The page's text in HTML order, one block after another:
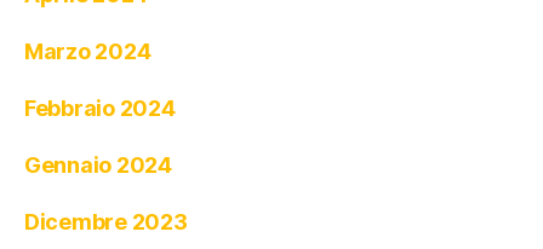
Marzo 2024
Febbraio 2024
Gennaio 2024
Dicembre 2023